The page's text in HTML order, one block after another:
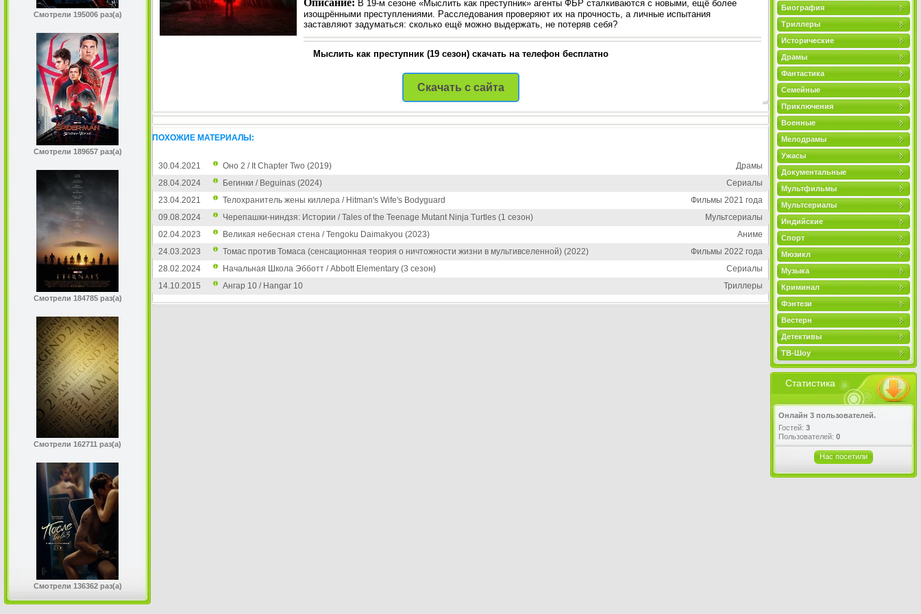
Смотрели 195006 раз(а)
Смотрели 189657 раз(а)
Смотрели 184785 раз(а)
Смотрели 162711 раз(а)
Смотрели 136362 раз(а)
Биография
Триллеры
Исторические
Драмы
Фантастика
Семейные
Приключения
Военные
Мелодрамы
Ужасы
Документальные
Мультфильмы
Мультсериалы
Индийские
Спорт
Мюзикл
Музыка
Криминал
Фэнтези
Вестерн
Детективы
ТВ-Шоу
Статистика
Онлайн 3 пользователей.
Гостей: 3
Пользователей: 0
Нас посетили
Описание: В 19‑м сезоне «Мыслить как преступник» агенты ФБР сталкиваются с новыми, ещё более
изощрёнными преступлениями. Расследования проверяют их на прочность, а личные испытания
заставляют задуматься: сколько ещё можно выдержать, не потеряв себя?
Мыслить как преступник (19 сезон) скачать на телефон бесплатно
Скачать с сайта
ПОХОЖИЕ МАТЕРИАЛЫ:
30.04.2021 Оно 2 / It Chapter Two (2019)
Драмы
28.04.2024
Бегинки / Beguinas (2024)
Сериалы
23.04.2021
Телохранитель жены киллера / Hitman's Wife's Bodyguard
Фильмы 2021 года
09.08.2024
Черепашки-ниндзя: Истории / Tales of the Teenage Mutant Ninja Turtles (1 сезон)
Мультсериалы
02.04.2023
Великая небесная стена / Tengoku Daimakyou (2023)
Аниме
24.03.2023
Томас против Томаса (сенсационная теория о ничтожности жизни в мультивселенной) (2022)
Фильмы 2022 года
28.02.2024
Начальная Школа Эбботт / Abbott Elementary (3 сезон)
Сериалы
14.10.2015
Ангар 10 / Hangar 10 Триллеры